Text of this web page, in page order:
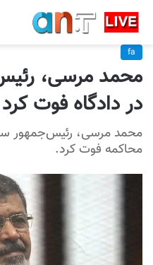
fa
محمد مرسی،
در دادگاه فوت کرد
محمد مرسی، رئیس‌جمهور
محاکمه فوت کرد.